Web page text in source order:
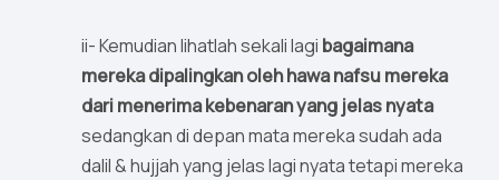
ii- Kemudian lihatlah sekali lagi bagaimana
mereka dipalingkan oleh hawa nafsu mereka
dari menerima kebenaran yang jelas nyata
sedangkan di depan mata mereka sudah ada
dalil & hujjah yang jelas lagi nyata tetapi mereka